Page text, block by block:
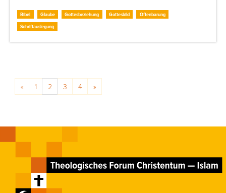
Bibel Glaube Gottesbeziehung Gottesbild
Offenbarung
Schriftauslegung
« 1 2 3 4 »